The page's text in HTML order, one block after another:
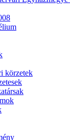
körzetek